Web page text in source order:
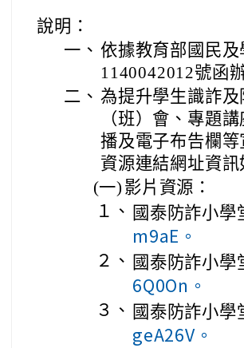
說明：
一、 依據教育部國民
1140042012號函
二、 為提升學生識詐
（班）會、專題
播及電子布告欄
資源連結網址資訊
(一) 影片資源：
１、 國泰防詐小
m9aE。
２、 國泰防詐小
6Q0On。
３、 國泰防詐小
geA26V。